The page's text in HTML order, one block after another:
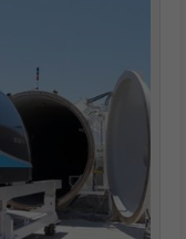
fino ad un
l’offerta dei
essere
dei clienti, è stato
infatti che oltre al
l’archiviazione di
principali che